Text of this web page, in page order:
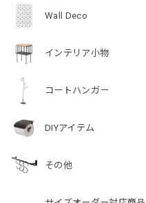
Wall Deco
インテリア小物
コートハンガー
DIYアイテム
その他